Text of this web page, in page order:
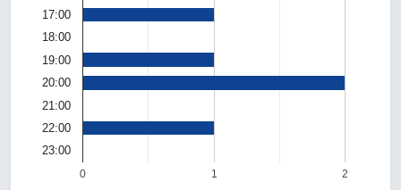
0 1 2
17:00
18:00
19:00
20:00
21:00
22:00
23:00